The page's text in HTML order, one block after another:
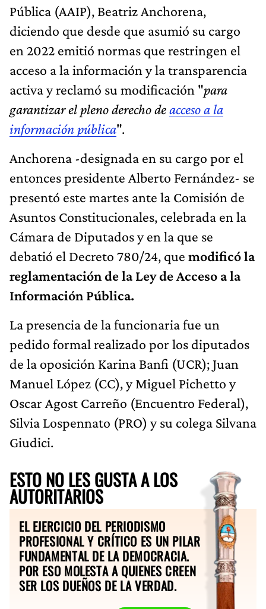
Pública (AAIP), Beatriz Anchorena,
diciendo que desde que asumió su cargo
en 2022 emitió normas que restringen el
acceso a la información y la transparencia
activa y reclamó su modificación "para
garantizar el pleno derecho deacceso a la
información pública".
Anchorena -designada en su cargo por el
entonces presidente Alberto Fernández- se
presentó este martes ante la Comisión de
Asuntos Constitucionales, celebrada en la
Cámara de Diputados y en la que se
debatió el Decreto 780/24, que modificó la
reglamentación de la Ley de Acceso a la
Información Pública.
La presencia de la funcionaria fue un
pedido formal realizado por los diputados
de la oposición Karina Banfi (UCR); Juan
Manuel López (CC), y Miguel Pichetto y
Oscar Agost Carreño (Encuentro Federal),
Silvia Lospennato (PRO) y su colega Silvana
Giudici.
ESTO NO LES GUSTA A LOS
AUTORITARIOS
EL EJERCICIO DEL PERIODISMO
PROFESIONAL Y CRÍTICO ES UN PILAR
FUNDAMENTAL DE LA DEMOCRACIA.
POR ESO MOLESTA A QUIENES CREEN
SER LOS DUEÑOS DE LA VERDAD.